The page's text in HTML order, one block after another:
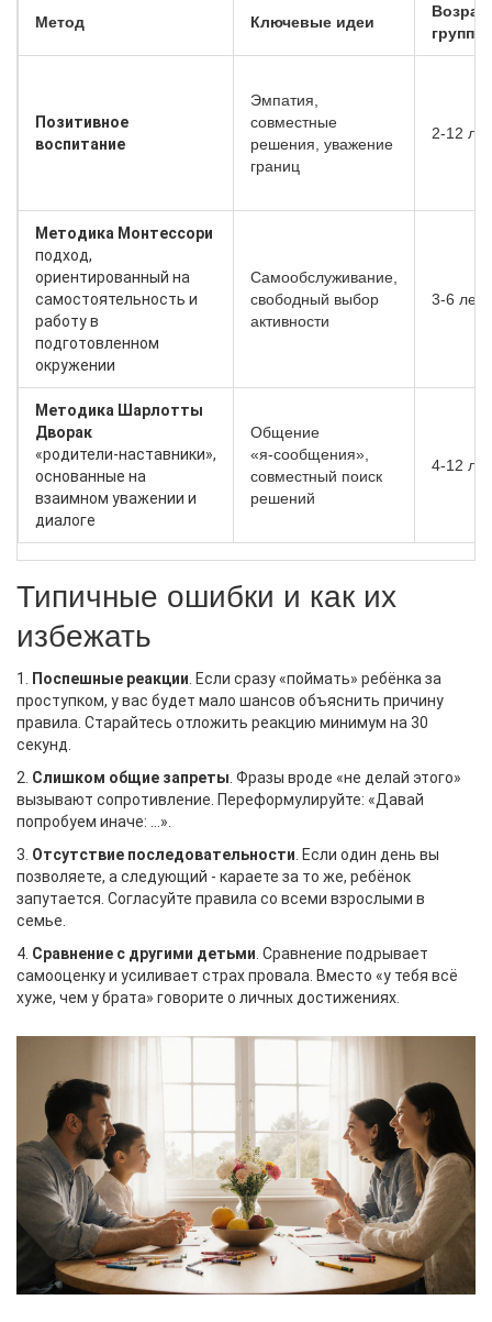
Метод Ключевые идеи
группы
Позитивное
воспитание
Эмпатия,
совместные
решения, уважение
границ
2‑12 лет
Методика Монтессори
подход,
ориентированный на
самостоятельность и
работу в
подготовленном
окружении
Самообслуживание,
свободный выбор
активности
3‑6 лет
Методика Шарлотты
Дворак
«родители‑наставники»,
основанные на
взаимном уважении и
диалоге
Общение
«я‑сообщения»,
совместный поиск
решений
4‑12 лет
Типичные ошибки и как их
избежать
1. Поспешные реакции . Если сразу «поймать» ребёнка за
проступком, у вас будет мало шансов объяснить причину
правила. Старайтесь отложить реакцию минимум на 30
секунд.
2. Слишком общие запреты . Фразы вроде «не делай этого»
вызывают сопротивление. Переформулируйте: «Давай
попробуем иначе: …».
3. Отсутствие последовательности . Если один день вы
позволяете, а следующий - караете за то же, ребёнок
запутается. Согласуйте правила со всеми взрослыми в
семье.
4. Сравнение с другими детьми . Сравнение подрывает
самооценку и усиливает страх провала. Вместо «у тебя всё
хуже, чем у брата» говорите о личных достижениях.